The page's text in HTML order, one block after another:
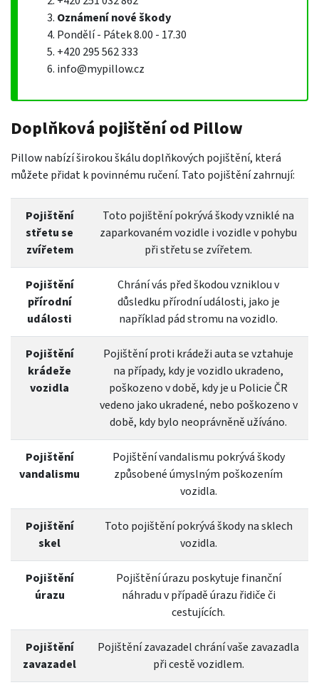
Oznámení nové škody
Pondělí - Pátek 8.00 - 17.30
+420 295 562 333
info@mypillow.cz
Doplňková pojištění od Pillow
Pillow nabízí širokou škálu doplňkových pojištění, která
můžete přidat k povinnému ručení. Tato pojištění zahrnují:
Pojištění
střetu se
zvířetem
Toto pojištění pokrývá škody vzniklé na
zaparkovaném vozidle i vozidle v pohybu
při střetu se zvířetem.
Pojištění
přírodní
události
Chrání vás před škodou vzniklou v
důsledku přírodní události, jako je
například pád stromu na vozidlo.
Pojištění
krádeže
vozidla
Pojištění proti krádeži auta se vztahuje
na případy, kdy je vozidlo ukradeno,
poškozeno v době, kdy je u Policie ČR
vedeno jako ukradené, nebo poškozeno v
době, kdy bylo neoprávněně užíváno.
Pojištění
vandalismu
Pojištění vandalismu pokrývá škody
způsobené úmyslným poškozením
vozidla.
Pojištění
skel
Toto pojištění pokrývá škody na sklech
vozidla.
Pojištění
úrazu
Pojištění úrazu poskytuje finanční
náhradu v případě úrazu řidiče či
cestujících.
Pojištění
zavazadel
Pojištění zavazadel chrání vaše zavazadla
při cestě vozidlem.